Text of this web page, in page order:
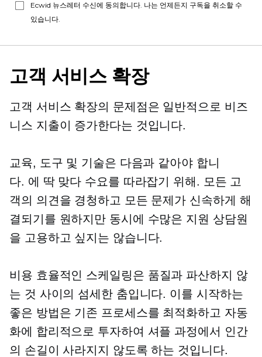
Ecwid 뉴스레터 수신에 동의합니다. 나는 언제든지 구독을 취소할 수
있습니다.
고객 서비스 확장
고객 서비스 확장의 문제점은 일반적으로 비즈
니스 지출이 증가한다는 것입니다.
교육, 도구 및 기술은 다음과 같아야 합니
다. 에 딱 맞다 수요를 따라잡기 위해. 모든 고
객의 의견을 경청하고 모든 문제가 신속하게 해
결되기를 원하지만 동시에 수많은 지원 상담원
을 고용하고 싶지는 않습니다.
비용 효율적인 스케일링은 품질과 파산하지 않
는 것 사이의 섬세한 춤입니다. 이를 시작하는
좋은 방법은 기존 프로세스를 최적화하고 자동
화에 합리적으로 투자하여 셔플 과정에서 인간
의 손길이 사라지지 않도록 하는 것입니다.